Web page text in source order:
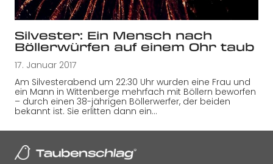
Silvester: Ein Mensch nach
Böllerwürfen auf einem Ohr taub
17. Januar 2017
Am Silvesterabend um 22:30 Uhr wurden eine Frau und
ein Mann in Wittenberge mehrfach mit Böllern beworfen
– durch einen 38-jährigen Böllerwerfer, der beiden
bekannt ist. Sie erlitten dann ein…